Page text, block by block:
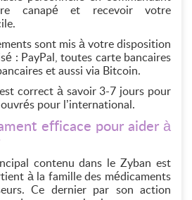
canapé et recevoir votre
sont mis à votre disposition
: PayPal, toutes carte bancaires
et aussi via Bitcoin.
correct à savoir 3-7 jours pour
pour l’international.
efficace pour aider à
contenu dans le Zyban est
à la famille des médicaments
Ce dernier par son action